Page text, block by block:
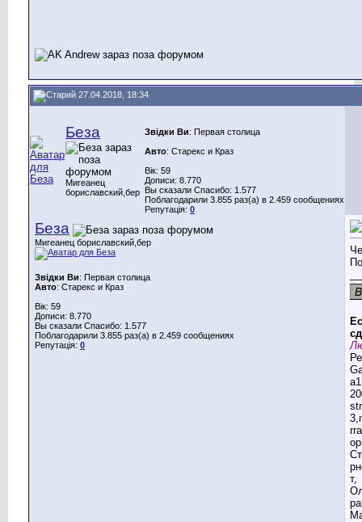
27.04.2018, 18:34
Беза
Мигеанец
бориславский,бер
Звідки Ви: Первая столица
Авто: Старекс и Краз
Вік: 59
Дописи: 8.770
Вы сказали Спасибо: 1.577
Поблагодарили 3.855 раз(а) в 2.459 сообщениях
Репутація: 0
Беза
Мигеанец бориславский,бер
Звідки Ви: Первая столица
Авто: Старекс и Краз
Вік: 59
Дописи: 8.770
Вы сказали Спасибо: 1.577
Поблагодарили 3.855 раз(а) в 2.459 сообщениях
Репутація: 0
т,